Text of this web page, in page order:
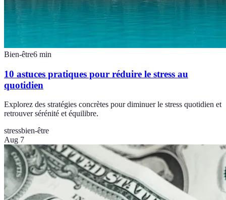
Bien-être6 min
10 astuces pratiques pour réduire le stress au
quotidien
Explorez des stratégies concrètes pour diminuer le stress quotidien et
retrouver sérénité et équilibre.
stressbien-être
Aug 7